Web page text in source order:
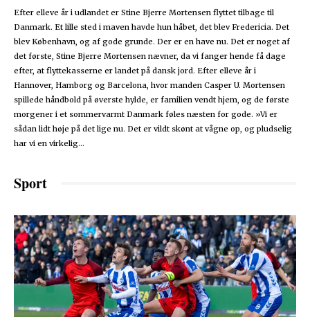
Efter elleve år i udlandet er Stine Bjerre Mortensen flyttet tilbage til
Danmark. Et lille sted i maven havde hun håbet, det blev Fredericia. Det
blev København, og af gode grunde. Der er en have nu. Det er noget af
det første, Stine Bjerre Mortensen nævner, da vi fanger hende få dage
efter, at flyttekasserne er landet på dansk jord. Efter elleve år i
Hannover, Hamborg og Barcelona, hvor manden Casper U. Mortensen
spillede håndbold på øverste hylde, er familien vendt hjem, og de første
morgener i et sommervarmt Danmark føles næsten for gode. »Vi er
sådan lidt høje på det lige nu. Det er vildt skønt at vågne op, og pludselig
har vi en virkelig...
Sport